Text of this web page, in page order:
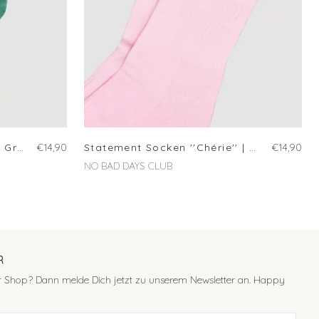
Statement Socken ''Ciao'' | Größe 39-42 €14,90 Statement Socken ''Chérie'' | Größe 39-42
€14,90
NO BAD DAYS CLUB
Shop? Dann melde Dich jetzt zu unserem Newsletter an. Happy